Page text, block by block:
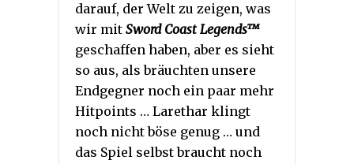
darauf, der Welt zu zeigen, was
wir mit Sword Coast Legends™
geschaffen haben, aber es sieht
so aus, als bräuchten unsere
Endgegner noch ein paar mehr
Hitpoints … Larethar klingt
noch nicht böse genug … und
das Spiel selbst braucht noch